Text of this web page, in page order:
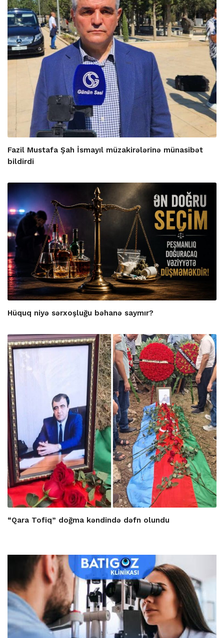
Fazil Mustafa Şah İsmayıl müzakirələrinə münasibət
bildirdi
Hüquq niyə sərxoşluğu bəhanə saymır?
“Qara Tofiq” doğma kəndində dəfn olundu